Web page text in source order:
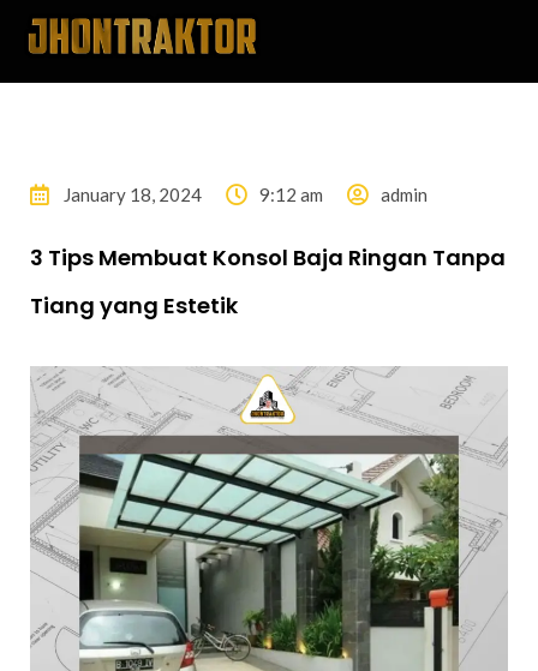
January 18, 2024 9:12 am admin
3 Tips Membuat Konsol Baja Ringan Tanpa
Tiang yang Estetik